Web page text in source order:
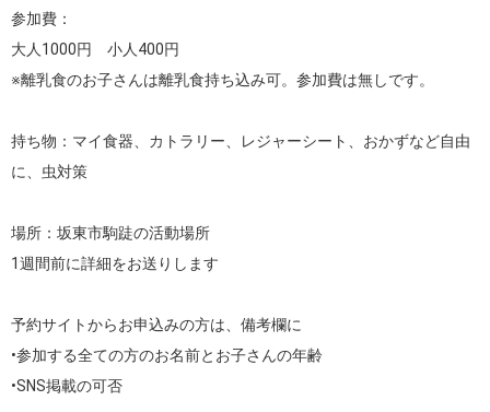
参加費：
大人1000円　小人400円
※離乳食のお子さんは離乳食持ち込み可。参加費は無しです。
持ち物：マイ食器、カトラリー、レジャーシート、おかずなど自由
に、虫対策
場所：坂東市駒跿の活動場所
1週間前に詳細をお送りします
予約サイトからお申込みの方は、備考欄に
•参加する全ての方のお名前とお子さんの年齢
•SNS掲載の可否